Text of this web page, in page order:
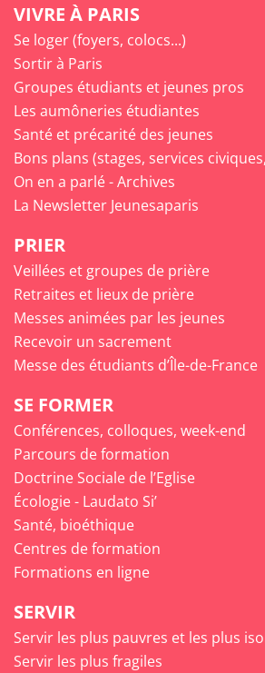
VIVRE À PARIS
Se loger (foyers, colocs...)
Sortir à Paris
Groupes étudiants et jeunes pros
Les aumôneries étudiantes
Santé et précarité des jeunes
Bons plans (stages, services
On en a parlé - Archives
La Newsletter Jeunesaparis
PRIER
Veillées et groupes de prière
Retraites et lieux de prière
Messes animées par les jeunes
Recevoir un sacrement
Messe des étudiants d’Île-de-France
SE FORMER
Conférences, colloques, week-end
Parcours de formation
Doctrine Sociale de l’Eglise
Écologie - Laudato Si’
Santé, bioéthique
Centres de formation
Formations en ligne
SERVIR
Servir les plus pauvres et les plus
Servir les plus fragiles